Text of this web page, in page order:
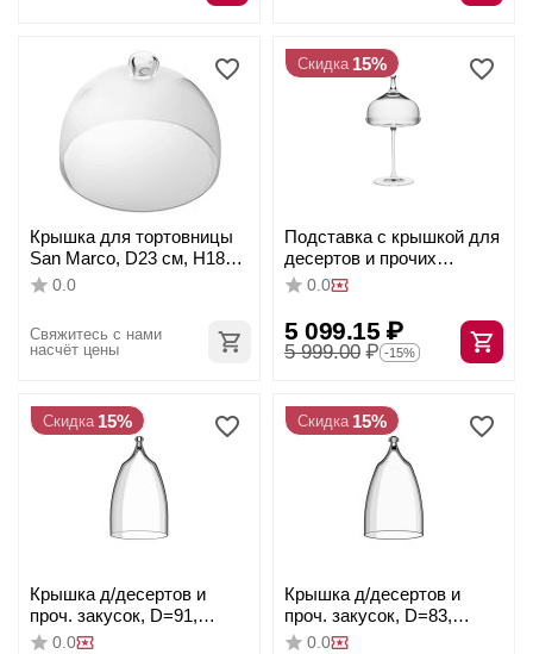
Крышка для тортовницы
San Marco, D23 см, H18
см, стекло, Vidivi
0.0
Свяжитесь с нами
насчёт цены
Скидка 15%
Подставка с крышкой для
десертов и прочих
закусок Essential, 120 мл;
0.0
5 099.15 ₽
5 999.00 ₽ -15%
Скидка 15%
Крышка д/десертов и
проч. закусок, D=91,
H=160мм, Rona
0.0
Скидка 15%
Крышка д/десертов и
проч. закусок, D=83,
H=150мм, Rona
0.0